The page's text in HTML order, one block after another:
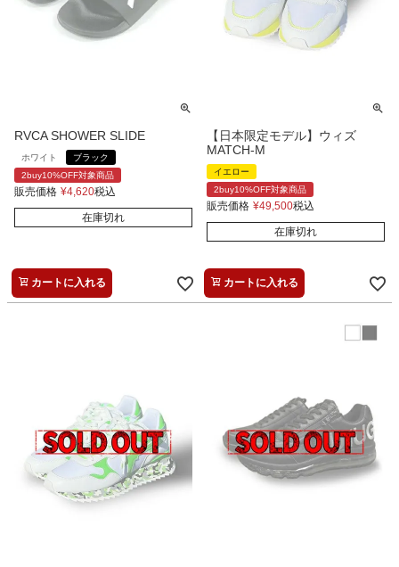
RVCA SHOWER SLIDE
ホワイト
ブラック
2buy10%OFF対象商品
販売価格 ¥4,620税込
在庫切れ
カートに入れる
【日本限定モデル】ウィズ
MATCH-M
イエロー
2buy10%OFF対象商品
販売価格 ¥49,500税込
在庫切れ
カートに入れる